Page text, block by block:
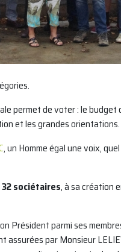
permet de voter : le
et les grandes orientations.
, un Homme égal une voix,
32 sociétaires, à sa création
Président parmi ses
assurées par Monsieur